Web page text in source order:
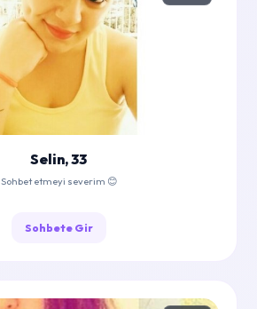
Selin, 33
Sohbet etmeyi severim 😊
Sohbete Gir